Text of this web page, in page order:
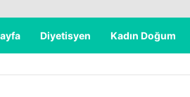
Diyetisyen Kadın Doğum